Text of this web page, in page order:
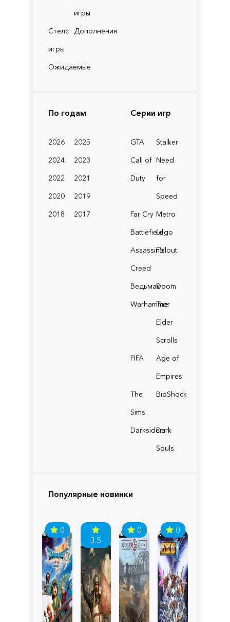
игры
Стелс
игры
Дополнения
Ожидаемые
По годам
2026
2025
2024
2023
2022
2021
2020
2019
2018
2017
Серии игр
GTA
Stalker
Call of
Duty
Need
for
Speed
Far Cry Metro
BattlefieldLego
Assassin's
Creed
Fallout
ВедьмакDoom
Warhammer
The
Elder
Scrolls
FIFA
Age of
Empires
The
Sims
BioShock
Darksiders
Dark
Souls
Популярные новинки
0
3.5
0 0